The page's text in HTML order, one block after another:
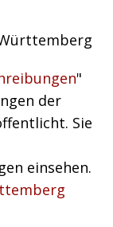
"
der
Sie
einsehen.